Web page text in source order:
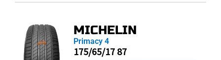
MICHELIN
Primacy 4
175/65/17 87